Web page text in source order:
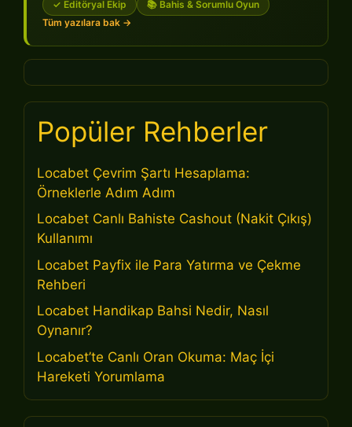
✓ Editöryal Ekip
📚 Bahis & Sorumlu Oyun
Tüm yazılara bak →
Popüler Rehberler
Locabet Çevrim Şartı Hesaplama:
Örneklerle Adım Adım
Locabet Canlı Bahiste Cashout (Nakit Çıkış)
Kullanımı
Locabet Payfix ile Para Yatırma ve Çekme
Rehberi
Locabet Handikap Bahsi Nedir, Nasıl
Oynanır?
Locabet’te Canlı Oran Okuma: Maç İçi
Hareketi Yorumlama